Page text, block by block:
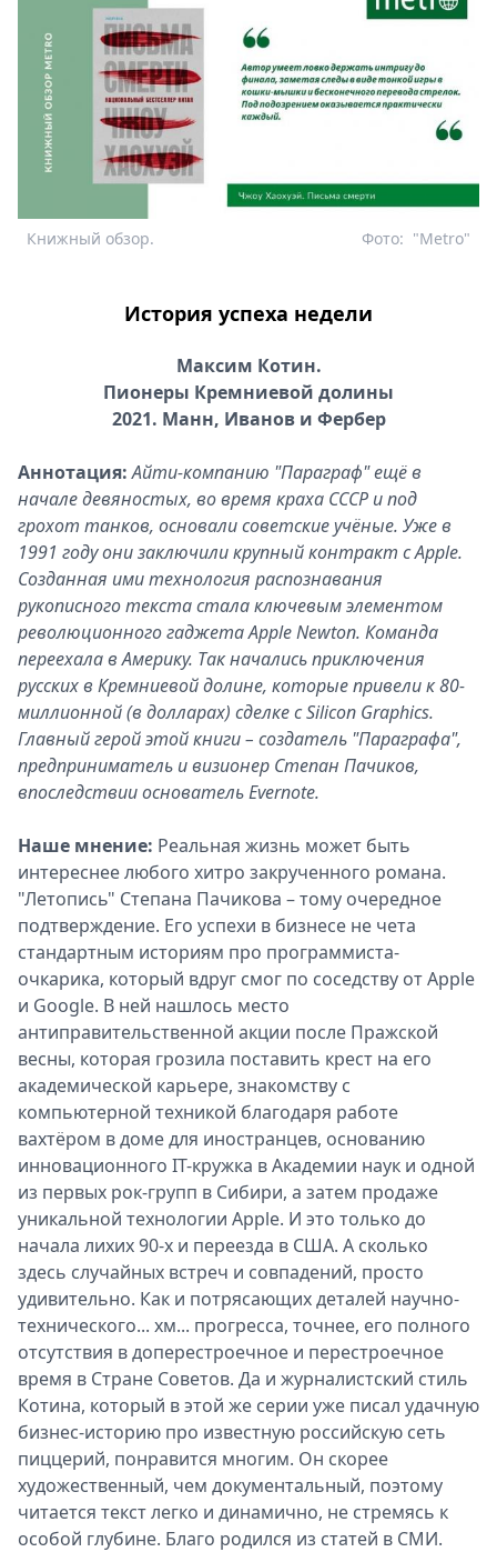
Книжный обзор. "Metro"
Фото:
История успеха недели
Максим Котин.
Пионеры Кремниевой долины
2021. Манн, Иванов и Фербер
Аннотация:Айти-компанию "Параграф" ещё в
начале девяностых, во время краха СССР и под
грохот танков, основали советские учёные. Уже в
1991 году они заключили крупный контракт с Apple.
Созданная ими технология распознавания
рукописного текста стала ключевым элементом
революционного гаджета Apple Newton. Команда
переехала в Америку. Так начались приключения
русских в Кремниевой долине, которые привели к 80-
миллионной (в долларах) сделке с Silicon Graphics.
Главный герой этой книги – создатель "Параграфа",
предприниматель и визионер Степан Пачиков,
впоследствии основатель Evernote.
Наше мнение: Реальная жизнь может быть
интереснее любого хитро закрученного романа.
"Летопись" Степана Пачикова – тому очередное
подтверждение. Его успехи в бизнесе не чета
стандартным историям про программиста-
очкарика, который вдруг смог по соседству от Apple
и Google. В ней нашлось место
антиправительственной акции после Пражской
весны, которая грозила поставить крест на его
академической карьере, знакомству с
компьютерной техникой благодаря работе
вахтёром в доме для иностранцев, основанию
инновационного IT-кружка в Академии наук и одной
из первых рок-групп в Сибири, а затем продаже
уникальной технологии Apple. И это только до
начала лихих 90-х и переезда в США. А сколько
здесь случайных встреч и совпадений, просто
удивительно. Как и потрясающих деталей научно-
технического... хм... прогресса, точнее, его полного
отсутствия в доперестроечное и перестроечное
время в Стране Советов. Да и журналистский стиль
Котина, который в этой же серии уже писал удачную
бизнес-историю про известную российскую сеть
пиццерий, понравится многим. Он скорее
художественный, чем документальный, поэтому
читается текст легко и динамично, не стремясь к
особой глубине. Благо родился из статей в СМИ.